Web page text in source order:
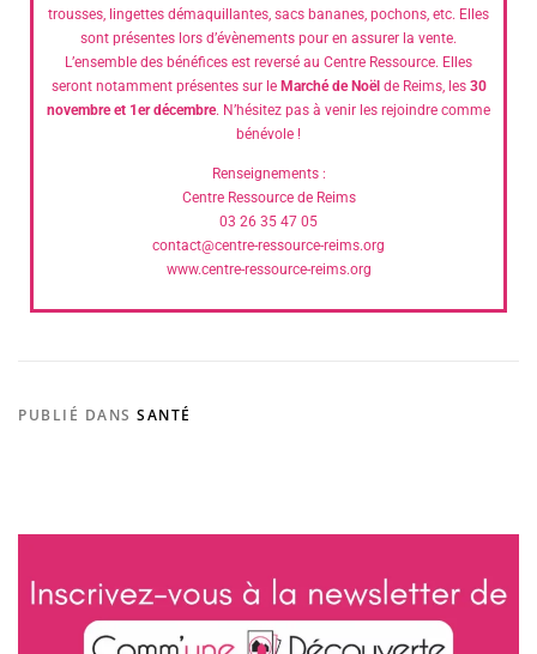
trousses, lingettes démaquillantes, sacs bananes, pochons, etc. Elles
sont présentes lors d’évènements pour en assurer la vente.
L’ensemble des bénéfices est reversé au Centre Ressource. Elles
seront notamment présentes sur le Marché de Noël de Reims, les 30
novembre et 1er décembre. N’hésitez pas à venir les rejoindre comme
bénévole !
Renseignements :
Centre Ressource de Reims
03 26 35 47 05
contact@centre-ressource-reims.org
www.centre-ressource-reims.org
PUBLIÉ DANS SANTÉ